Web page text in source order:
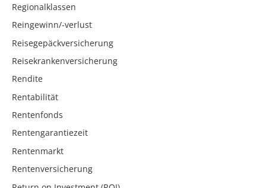
Regionalklassen
Reingewinn/-verlust
Reisegepäckversicherung
Reisekrankenversicherung
Rendite
Rentabilität
Rentenfonds
Rentengarantiezeit
Rentenmarkt
Rentenversicherung